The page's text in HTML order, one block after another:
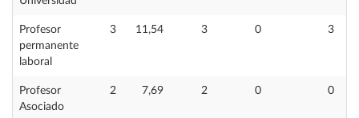
Profesor
permanente
laboral
3 11,54 3 0 3
Profesor
Asociado
2 7,69 2 0 0